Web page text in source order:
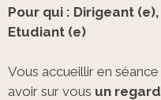
Pour qui : Dirigeant
Etudiant (e)
Vous accueillir en
avoir sur vous un